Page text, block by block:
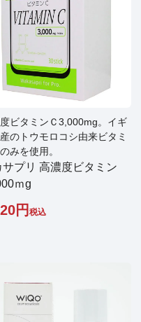
ビタミンＣ3,000mg。イギ
のトウモロコシ由来ビタミ
みを使用。
サプリ 高濃度ビタミン
ｍg
税込